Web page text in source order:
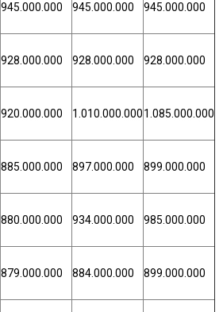
945.000.000 945.000.000 945.000.000
928.000.000 928.000.000 928.000.000
920.000.000 1.010.000.0001.085.000.000
885.000.000 897.000.000 899.000.000
880.000.000 934.000.000 985.000.000
879.000.000 884.000.000 899.000.000